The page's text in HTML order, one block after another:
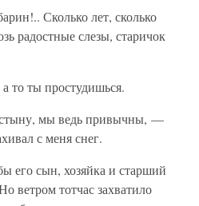
Сколько лет, сколько
радостные слезы, старичок
то ты простудишься.
мы ведь привычны, —
с меня снег.
его сын, хозяйка и старший
ветром тотчас захватило